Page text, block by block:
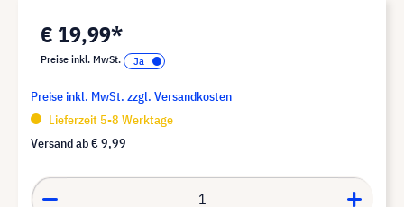
€ 19,99*
Preise inkl. MwSt.
Preise inkl. MwSt. zzgl. Versandkosten
Lieferzeit 5-8 Werktage
Versand ab€ 9,99